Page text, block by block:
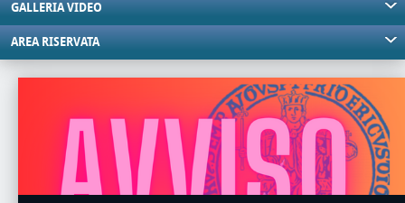
GALLERIA VIDEO
AREA RISERVATA